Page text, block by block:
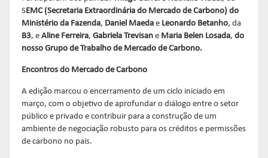
SEMC (Secretaria Extraordinária do Mercado de Carbono) do
Ministério da Fazenda, Daniel Maeda e Leonardo Betanho, da
B3, e Aline Ferreira, Gabriela Trevisan e Maria Belen Losada, do
nosso Grupo de Trabalho de Mercado de Carbono.
Encontros do Mercado de Carbono
A edição marcou o encerramento de um ciclo iniciado em
março, com o objetivo de aprofundar o diálogo entre o setor
público e privado e contribuir para a construção de um
ambiente de negociação robusto para os créditos e permissões
de carbono no país.